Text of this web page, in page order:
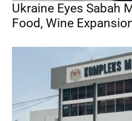
Ukraine Eyes Sabah
Food, Wine